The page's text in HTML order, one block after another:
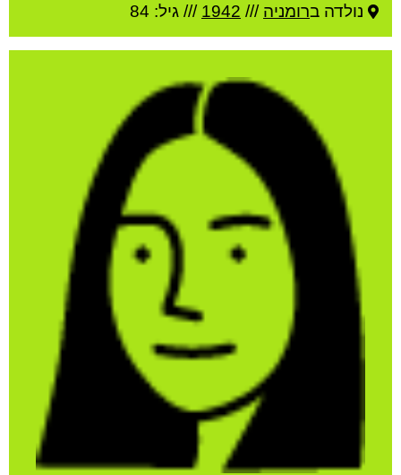
נולדה ברומניה ///
1942 /// גיל: 84